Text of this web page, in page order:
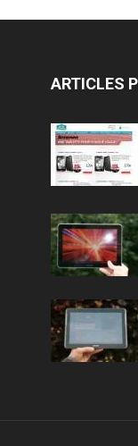
ARTICLES